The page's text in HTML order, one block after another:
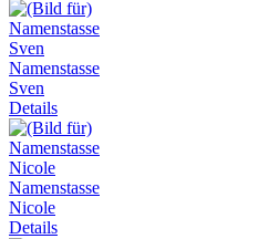
Namenstasse
Sven
Details
Namenstasse
Nicole
Details